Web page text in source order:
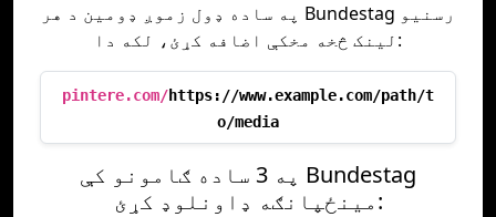
په ساده ډول زموږ ډومین د هر Bundestag رسنیو
لینک څخه مخکې اضافه کړئ، لکه دا:
pintere.com/https://www.example.com/path/t
o/media
په 3 ساده ګامونو کې Bundestag
مینځپانګه ډاونلوډ کړئ: